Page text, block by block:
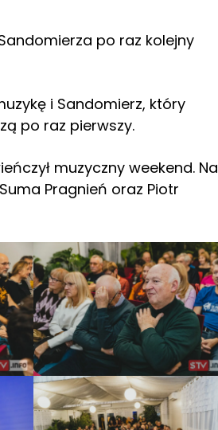
po raz kolejny
i Sandomierz, który
po raz pierwszy.
muzyczny weekend. Na
Pragnień oraz Piotr